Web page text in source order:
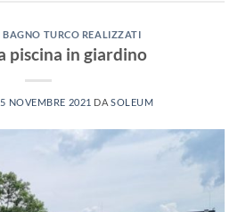
BAGNO TURCO REALIZZATI
piscina in giardino
5 NOVEMBRE 2021 DASOLEUM